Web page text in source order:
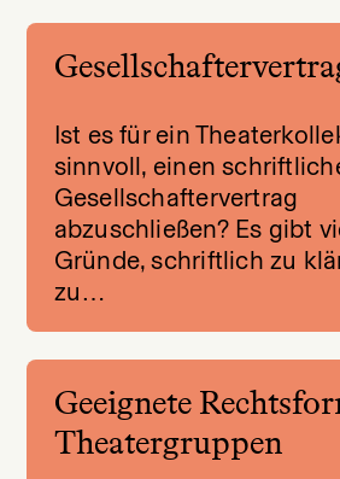
Ist es für ein
sinnvoll, einen
Gesellschaftervertrag
abzuschließen? Es gibt
Gründe, schriftlich zu
zu…
Geeignete
Theatergruppen